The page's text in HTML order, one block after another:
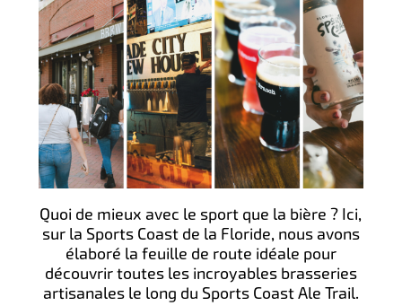
Quoi de mieux avec le sport que la bière ? Ici,
sur la Sports Coast de la Floride, nous avons
élaboré la feuille de route idéale pour
découvrir toutes les incroyables brasseries
artisanales le long du Sports Coast Ale Trail.